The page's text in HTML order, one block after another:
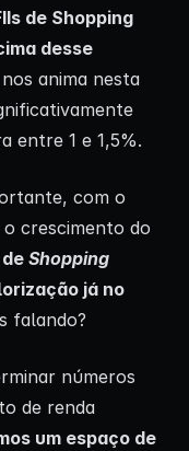
de Shopping
desse
anima nesta
entre 1 e 1,5%.
com o
crescimento do
Shopping
já no
falando?
números
de renda
um espaço de